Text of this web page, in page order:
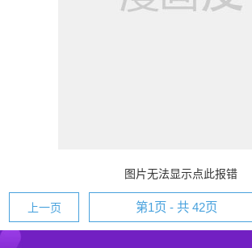
图片无法显示点此报错
上一页